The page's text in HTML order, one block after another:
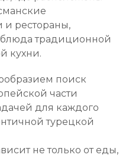
и рестораны,
традиционной
кухни.
поиск
части
для каждого
турецкой
не только от еды,